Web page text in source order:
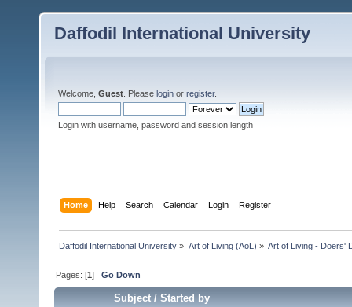
Daffodil International University
Welcome, Guest . Please login or register.
Login with username, password and session length
Home Help Search Calendar Login Register
Daffodil International University » Art of Living (AoL) » Art of Living - Doers'
Pages: [1]Go Down
Subject/Started by